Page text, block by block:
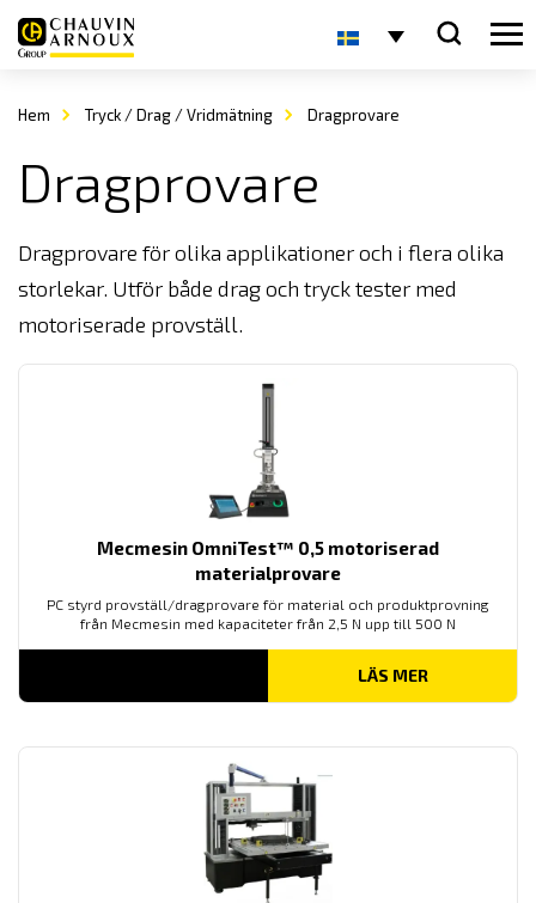
Hem Tryck / Drag / Vridmätning Dragprovare
Dragprovare
Dragprovare för olika applikationer och i flera olika
storlekar. Utför både drag och tryck tester med
motoriserade provställ.
Mecmesin OmniTest™ 0,5 motoriserad
materialprovare
PC styrd provställ/dragprovare för material och produktprovning
från Mecmesin med kapaciteter från 2,5 N upp till 500 N
LÄS MER